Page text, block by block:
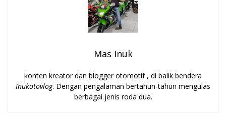
Mas Inuk
konten kreator dan blogger otomotif , di balik bendera
Inukotovlog. Dengan pengalaman bertahun-tahun mengulas
berbagai jenis roda dua.